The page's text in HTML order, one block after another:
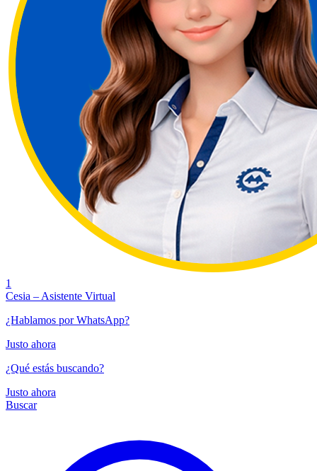
1
Cesia – Asistente Virtual
¿Hablamos por WhatsApp?
Justo ahora
¿Qué estás buscando?
Justo ahora
Buscar